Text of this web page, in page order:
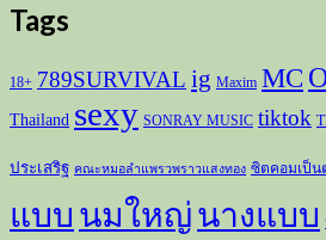
Tags
18+ 789SURVIVAL ig Maxim MC
Thailand sexy SONRAY MUSIC tiktok
ประเสริฐ คณะหมอลำแพรวพราวแสงทอง ซิตคอมเป็น
แบบ นมใหญ่นางแบบ